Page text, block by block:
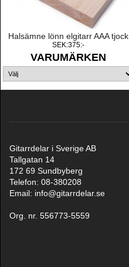
Halsämne lönn elgitarr AAA tjock
SEK:375:-
VARUMÄRKEN
Gitarrdelar i Sverige AB
Tallgatan 14
172 69 Sundbyberg
Telefon: 08-380208
Email: info@gitarrdelar.se
Org. nr. 556773-5559